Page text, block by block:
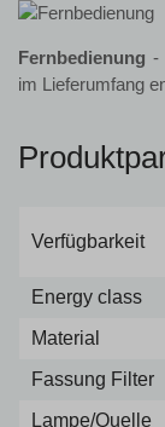
Fernbedienung -
im Lieferumfang
Verfügbarkeit
Energy class
Material
Fassung Filter
Lampe/Quelle